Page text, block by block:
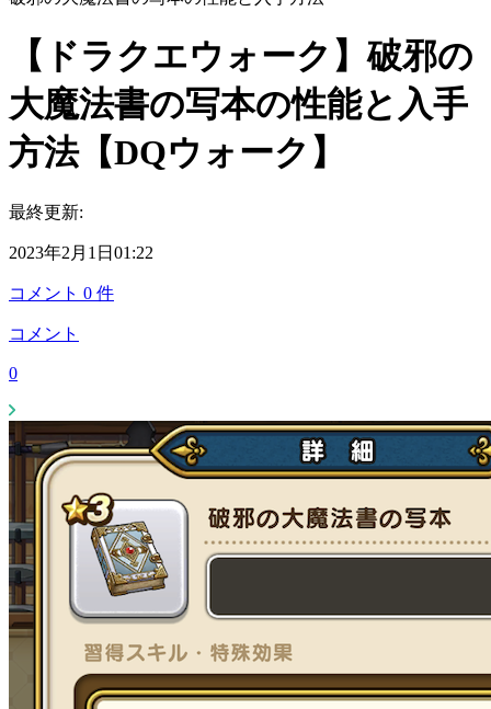
【ドラクエウォーク】破邪の
大魔法書の写本の性能と入手
方法【DQウォーク】
最終更新:
2023年2月1日01:22
コメント 0 件
コメント
0